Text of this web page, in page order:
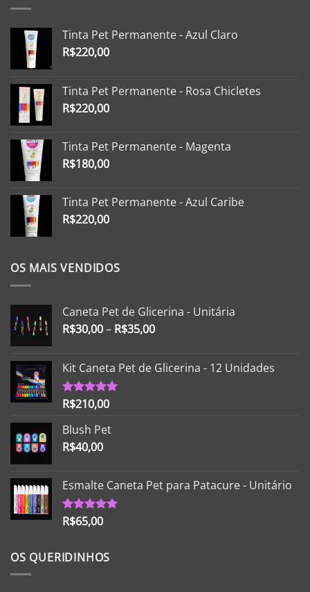
Tinta Pet Permanente - Azul Claro
R$220,00
Tinta Pet Permanente - Rosa Chicletes
R$220,00
Tinta Pet Permanente - Magenta
R$180,00
Tinta Pet Permanente - Azul Caribe
R$220,00
OS MAIS VENDIDOS
Caneta Pet de Glicerina - Unitária
R$30,00– R$35,00
Kit Caneta Pet de Glicerina - 12 Unidades
Avaliação
de 5
R$210,00
Blush Pet
R$40,00
Esmalte Caneta Pet para Patacure - Unitário
Avaliação
de 5
R$65,00
OS QUERIDINHOS